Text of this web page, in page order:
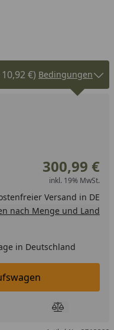
10,92 €) Bedingungen
eingeben
um eins erhöhen
300,99 €
inkl. 19% MwSt.
Versand in DE
nach Menge und Land
in Deutschland
Einkaufswagen legen
hinzufügenProdukt